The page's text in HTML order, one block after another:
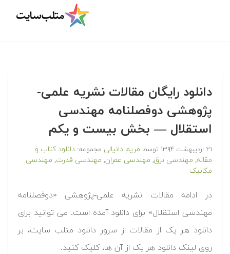
دانلود رایگان مقالات نشریه علمی-
پژوهشی دوفصلنامه مهندسی
استقلال — بخش بیست و یکم
۲۱ اردیبهشت ۱۳۹۴ توسط مریم دانیالی مجموعه: دانلود کتاب و
مقاله, مهندسی برق, مهندسی عمران, مهندسی قدرت, مهندسی
مکانیک
در ادامه مقالات نشریه علمی-پژوهشی «دوفصلنامه
مهندسی استقلال» برای دانلود آمده است. می توانید برای
دانلود هر یک از مقالات از سرور دانلود متلب سایت، بر
روی لینک دانلود هر یک از آن ها، کلیک کنید.